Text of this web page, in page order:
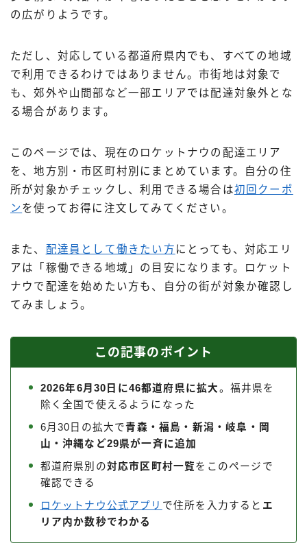
Uber Eats
出前館
の広がりようです。
ただし、対応している都道府県内でも、すべての地域
で利用できるわけではありません。市街地は対象で
も、郊外や山間部など一部エリアでは配達対象外とな
る場合があります。
このページでは、現在のロケットナウの配達エリア
を、地方別・市区町村別にまとめています。自分の住
所が対象かチェックし、利用できる場合は初回クーポ
ン を使ってお得に注文してみてください。
また、 配達員として働きたい方 にとっても、対応エリ
アは「稼働できる地域」の目安になります。ロケット
ナウで配達を始めたい方も、自分の街が対象か確認し
てみましょう。
この記事のポイント
2026年6月30日に46都道府県に拡大。福井県を
除く全国で使えるようになった
6月30日の拡大で青森・福島・新潟・岐阜・岡
山・沖縄など29県が一斉に追加
都道府県別の対応市区町村一覧をこのページで
確認できる
ロケットナウ公式アプリ で住所を入力すると エ
リア内か数秒でわかる